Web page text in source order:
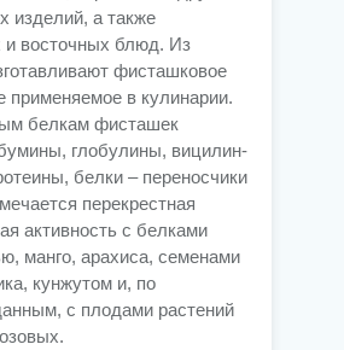
изделий, а также
и восточных блюд. Из
фисташковое
применяемое в кулинарии.
белкам фисташек
глобулины, вицилин-
белки – переносчики
перекрестная
активность с белками
манго, арахиса, семенами
кунжутом и, по
с плодами растений